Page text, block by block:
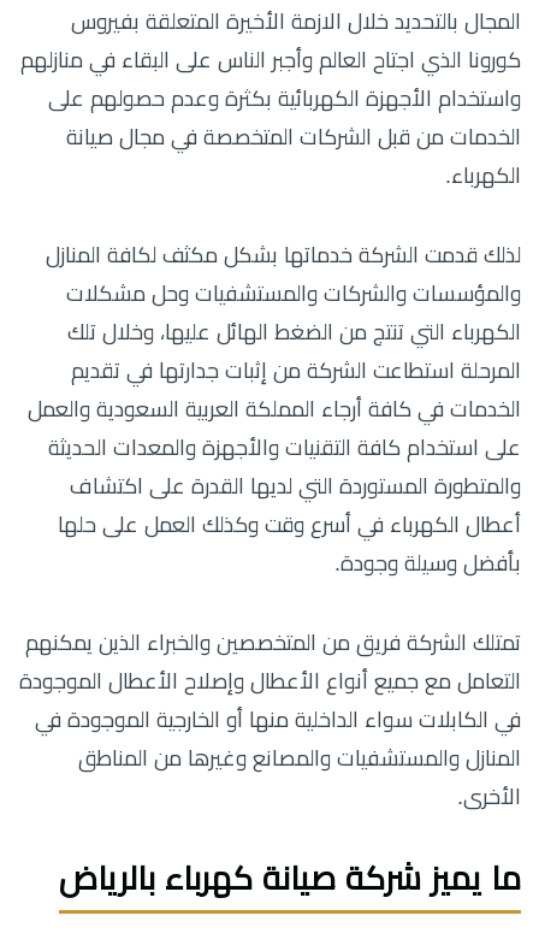
المجال بالتحديد خلال الازمة الأخيرة المتعلقة بفيروس
كورونا الذي اجتاح العالم وأجبر الناس على البقاء في منازلهم
واستخدام الأجهزة الكهربائية بكثرة وعدم حصولهم على
الخدمات من قبل الشركات المتخصصة في مجال صيانة
الكهرباء.
لذلك قدمت الشركة خدماتها بشكل مكثف لكافة المنازل
والمؤسسات والشركات والمستشفيات وحل مشكلات
الكهرباء التي تنتج من الضغط الهائل عليها، وخلال تلك
المرحلة استطاعت الشركة من إثبات جدارتها في تقديم
الخدمات في كافة أرجاء المملكة العربية السعودية والعمل
على استخدام كافة التقنيات والأجهزة والمعدات الحديثة
والمتطورة المستوردة التي لديها القدرة على اكتشاف
أعطال الكهرباء في أسرع وقت وكذلك العمل على حلها
بأفضل وسيلة وجودة.
تمتلك الشركة فريق من المتخصصين والخبراء الذين يمكنهم
التعامل مع جميع أنواع الأعطال وإصلاح الأعطال الموجودة
في الكابلات سواء الداخلية منها أو الخارجية الموجودة في
المنازل والمستشفيات والمصانع وغيرها من المناطق
الأخرى.
ما يميز شركة صيانة كهرباء بالرياض